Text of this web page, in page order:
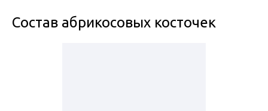
Состав абрикосовых косточек